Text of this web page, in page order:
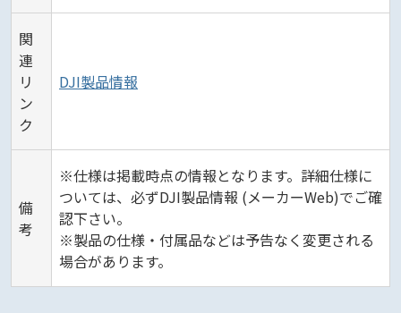
関
連
リ
ン
ク
DJI製品情報
備
考
※仕様は掲載時点の情報となります。詳細仕様に
ついては、必ずDJI製品情報 (メーカーWeb)でご確
認下さい。
※製品の仕様・付属品などは予告なく変更される
場合があります。